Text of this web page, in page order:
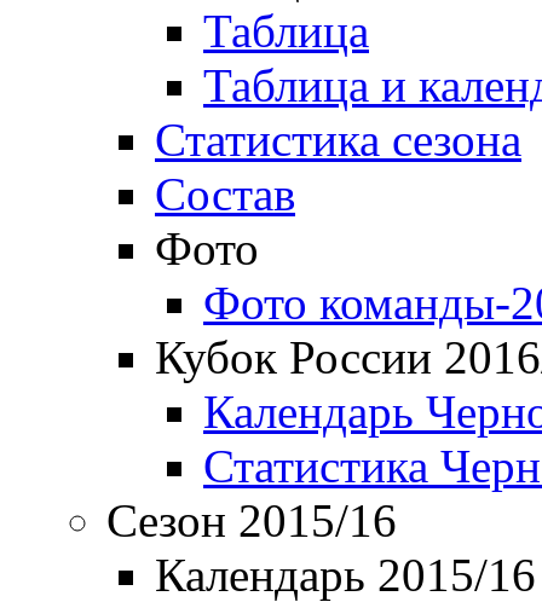
Таблица
Таблица и
Статистика сезона
Состав
Фото
Фото команды-
Кубок России
Календарь
Статистика
Сезон 2015/16
Календарь 2015/16